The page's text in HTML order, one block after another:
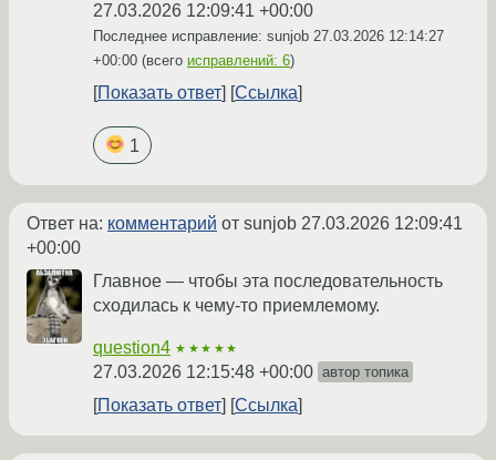
27.03.2026 12:09:41 +00:00
Последнее исправление: sunjob 27.03.2026 12:14:27
+00:00 (всего исправлений: 6)
Показать ответ Ссылка
1
Ответ на: комментарий от sunjob 27.03.2026 12:09:41
+00:00
Главное — чтобы эта последовательность
сходилась к чему-то приемлемому.
question4 ★★★★★
27.03.2026 12:15:48 +00:00 автор топика
Показать ответ Ссылка